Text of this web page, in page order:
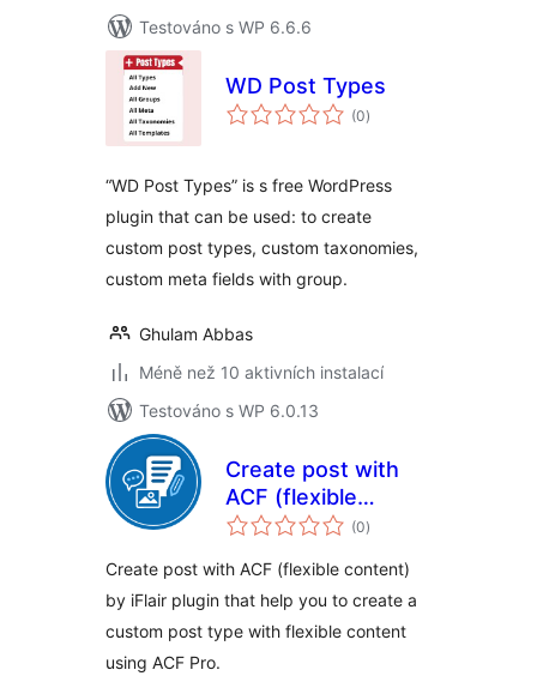
Testováno s WP 6.6.6
WD Post Types
(0celkové
hodnocení
)
“WD Post Types” is s free WordPress
plugin that can be used: to create
custom post types, custom taxonomies,
custom meta fields with group.
Ghulam Abbas
Méně než 10 aktivních instalací
Testováno s WP 6.0.13
Create post with
ACF (flexible
content)
(0celkové
hodnocení
)
Create post with ACF (flexible content)
by iFlair plugin that help you to create a
custom post type with flexible content
using ACF Pro.